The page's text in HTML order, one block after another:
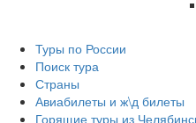
Туры по России
Поиск тура
Страны
Авиабилеты и ж\д билеты
Горящие туры из